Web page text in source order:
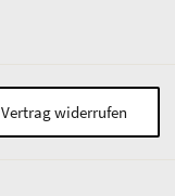
Vertrag widerrufen